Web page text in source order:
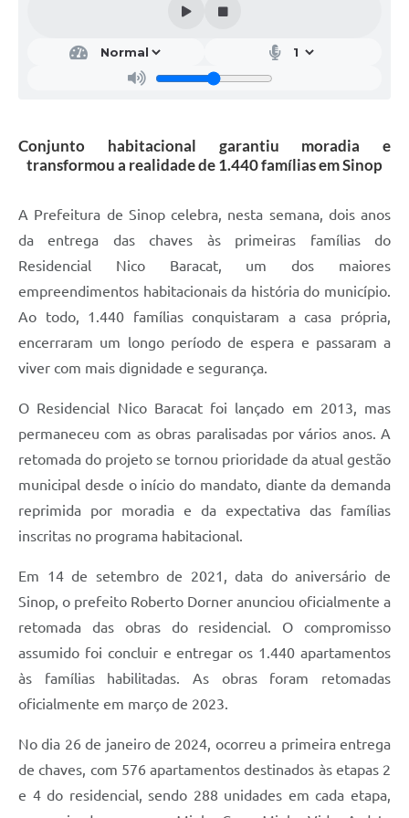
Conjunto habitacional garantiu moradia e
transformou a realidade de 1.440 famílias em Sinop
A Prefeitura de Sinop celebra, nesta semana, dois anos
da entrega das chaves às primeiras famílias do
Residencial Nico Baracat, um dos maiores
empreendimentos habitacionais da história do município.
Ao todo, 1.440 famílias conquistaram a casa própria,
encerraram um longo período de espera e passaram a
viver com mais dignidade e segurança.
O Residencial Nico Baracat foi lançado em 2013, mas
permaneceu com as obras paralisadas por vários anos. A
retomada do projeto se tornou prioridade da atual gestão
municipal desde o início do mandato, diante da demanda
reprimida por moradia e da expectativa das famílias
inscritas no programa habitacional.
Em 14 de setembro de 2021, data do aniversário de
Sinop, o prefeito Roberto Dorner anunciou oficialmente a
retomada das obras do residencial. O compromisso
assumido foi concluir e entregar os 1.440 apartamentos
às famílias habilitadas. As obras foram retomadas
oficialmente em março de 2023.
No dia 26 de janeiro de 2024, ocorreu a primeira entrega
de chaves, com 576 apartamentos destinados às etapas 2
e 4 do residencial, sendo 288 unidades em cada etapa,